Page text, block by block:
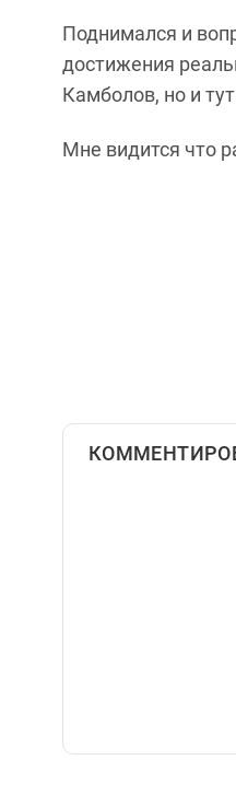
Поднимался и
достижения
Камболов, но и
Мне видится что